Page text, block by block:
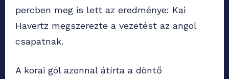
percben meg is lett az eredménye: Kai
Havertz megszerezte a vezetést az angol
csapatnak.
A korai gól azonnal átírta a döntő